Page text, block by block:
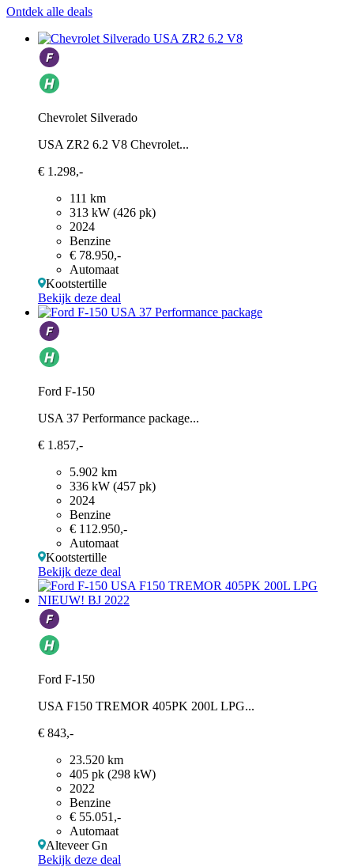
Ontdek alle deals
Chevrolet Silverado
USA ZR2 6.2 V8 Chevrolet...
€ 1.298,-
111 km
313 kW (426 pk)
2024
Benzine
€ 78.950,-
Automaat
Kootstertille
Bekijk deze deal
Ford F-150
USA 37 Performance package...
€ 1.857,-
5.902 km
336 kW (457 pk)
2024
Benzine
€ 112.950,-
Automaat
Kootstertille
Bekijk deze deal
Ford F-150
USA F150 TREMOR 405PK 200L LPG...
€ 843,-
23.520 km
405 pk (298 kW)
2022
Benzine
€ 55.051,-
Automaat
Alteveer Gn
Bekijk deze deal